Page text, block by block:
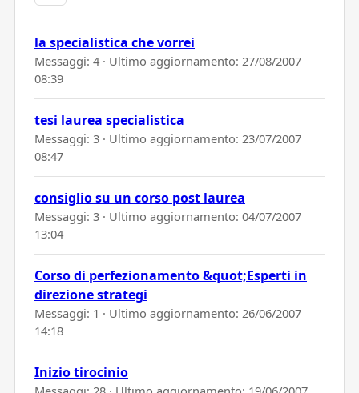
la specialistica che vorrei
Messaggi: 4 · Ultimo aggiornamento: 27/08/2007
08:39
tesi laurea specialistica
Messaggi: 3 · Ultimo aggiornamento: 23/07/2007
08:47
consiglio su un corso post laurea
Messaggi: 3 · Ultimo aggiornamento: 04/07/2007
13:04
Corso di perfezionamento &quot;Esperti in
direzione strategi
Messaggi: 1 · Ultimo aggiornamento: 26/06/2007
14:18
Inizio tirocinio